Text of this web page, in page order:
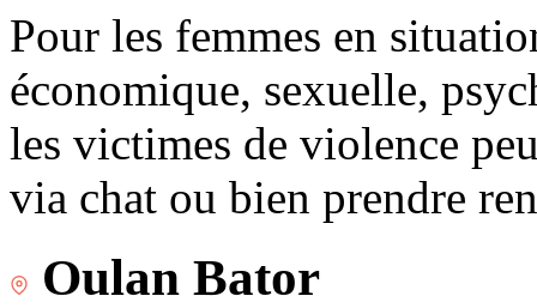
Pour les femmes en
économique, sexuelle,
les victimes de violence
via chat ou bien prendre
Oulan Bator